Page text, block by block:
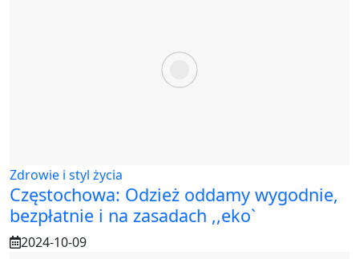
Zdrowie i styl życia
Częstochowa: Odzież oddamy wygodnie,
bezpłatnie i na zasadach ,,eko`
2024-10-09